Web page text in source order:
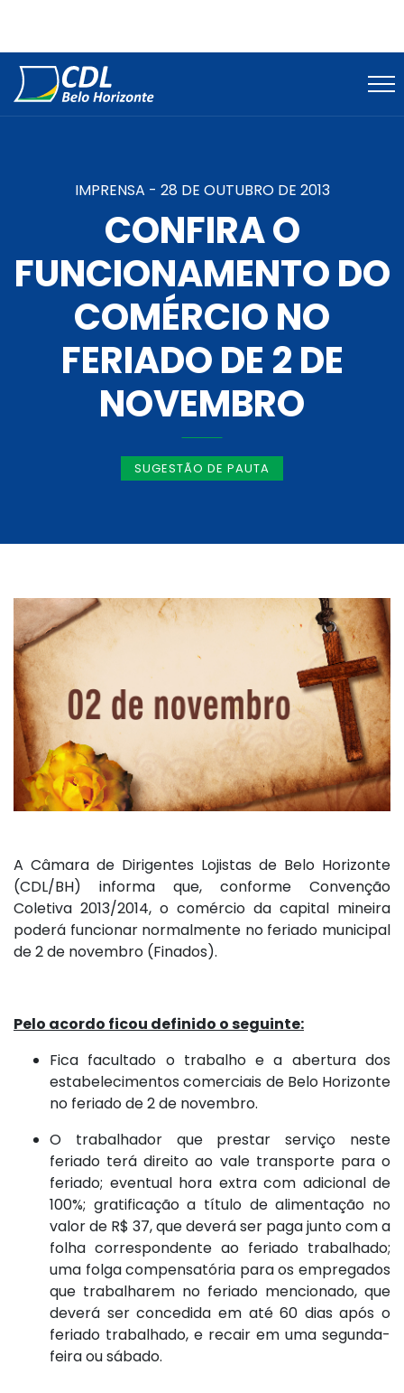
IMPRENSA - 28 DE OUTUBRO DE 2013
CONFIRA O
FUNCIONAMENTO DO
COMÉRCIO NO
FERIADO DE 2 DE
NOVEMBRO
SUGESTÃO DE PAUTA
A Câmara de Dirigentes Lojistas de Belo Horizonte
(CDL/BH) informa que, conforme Convenção
Coletiva 2013/2014, o comércio da capital mineira
poderá funcionar normalmente no feriado municipal
de 2 de novembro (Finados).
Pelo acordo ficou definido o seguinte:
Fica facultado o trabalho e a abertura dos
estabelecimentos comerciais de Belo Horizonte
no feriado de 2 de novembro.
O trabalhador que prestar serviço neste
feriado terá direito ao vale transporte para o
feriado; eventual hora extra com adicional de
100%; gratificação a título de alimentação no
valor de R$ 37, que deverá ser paga junto com a
folha correspondente ao feriado trabalhado;
uma folga compensatória para os empregados
que trabalharem no feriado mencionado, que
deverá ser concedida em até 60 dias após o
feriado trabalhado, e recair em uma segunda-
feira ou sábado.